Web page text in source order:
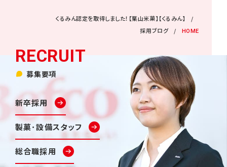
くるみん認定を取得しました！【栗山米菓】【くるみん】
採用ブログ
HOME
募集要項
新卒採用
製菓･設備スタッフ
総合職採用